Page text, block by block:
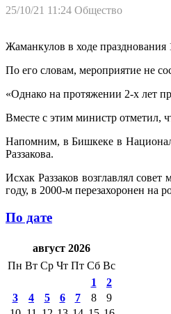
25/10/21 11:24 Общество
Жаманкулов в ходе празднования
По его словам, мероприятие не
«Однако на протяжении 2-х лет
Вместе с этим министр отметил,
Напомним, в Бишкеке в
Раззакова.
Исхак Раззаков возглавлял
году, в 2000-м перезахоронен на
По дате
август 2026
Пн Вт Ср Чт Пт Сб Вс
1
2
3
4 5 6 7 8
9